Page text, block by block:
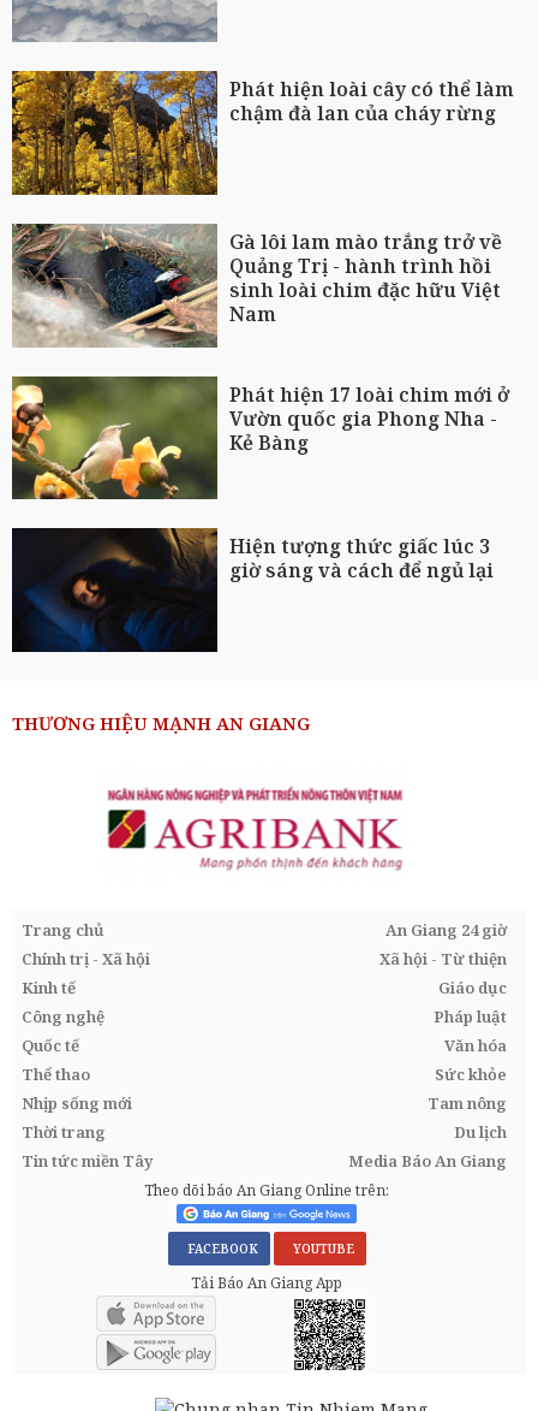
Phát hiện loài cây có thể làm
chậm đà lan của cháy rừng
Gà lôi lam mào trắng trở về
Quảng Trị - hành trình hồi
sinh loài chim đặc hữu Việt
Nam
Phát hiện 17 loài chim mới ở
Vườn quốc gia Phong Nha -
Kẻ Bàng
Hiện tượng thức giấc lúc 3
giờ sáng và cách để ngủ lại
THƯƠNG HIỆU MẠNH AN GIANG
Trang chủ
An Giang 24 giờ
Chính trị - Xã hội
Xã hội - Từ thiện
Kinh tế
Giáo dục
Công nghệ
Pháp luật
Quốc tế
Văn hóa
Thể thao
Sức khỏe
Nhịp sống mới
Tam nông
Thời trang
Du lịch
Tin tức miền Tây
Media Báo An Giang
Theo dõi báo An Giang Online trên:
FACEBOOK YOUTUBE
Tải Báo An Giang App